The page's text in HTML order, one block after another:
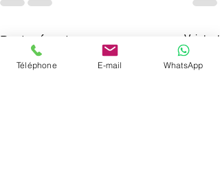
Posts récents Voir tout
Téléphone E-mail WhatsApp